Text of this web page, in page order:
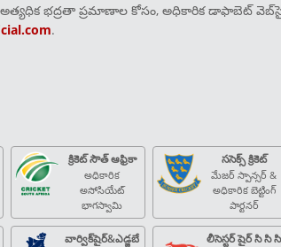
అత్యధిక భద్రతా ప్రమాణాల కోసం, అధికారిక డాఫాబెట్
.
క్రికెట్ సౌత్ ఆఫ్రికా
అధికారిక
అసోసియేట్
భాగస్వామి
ససెక్స్ క్రికెట్
మేజర్ స్పాన్సర్ &
అధికారిక బెట్టింగ్
పార్టనర్
వార్విక్‌షైర్&ఎడ్జబే
లీసెస్టర్ షైర్ సి సి సి